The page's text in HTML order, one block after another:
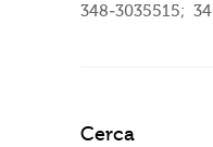
348-3035515;
Cerca